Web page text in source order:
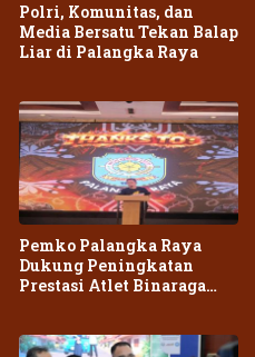
Polri, Komunitas, dan
Media Bersatu Tekan Balap
Liar di Palangka Raya
Pemko Palangka Raya
Dukung Peningkatan
Prestasi Atlet Binaraga